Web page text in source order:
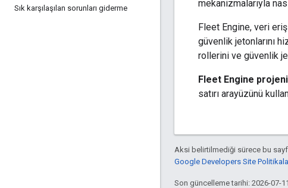
Sık karşılaşılan sorunları giderme
mekanizmalarıyla
Fleet Engine, veri
güvenlik jetonlarını
rollerini ve güvenlik
Fleet Engine
satırı arayüzünü
Aksi belirtilmediği sürece bu
Google Developers Site
Son güncelleme tarihi: 2026-07-